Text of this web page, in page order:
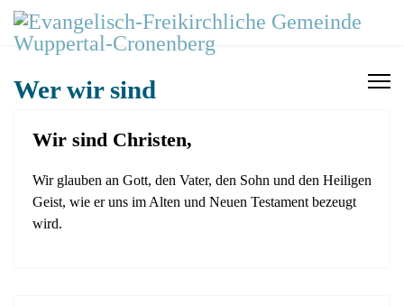
Wer wir sind
Wir sind Christen,
Wir glauben an Gott, den Vater, den Sohn und den Heiligen
Geist, wie er uns im Alten und Neuen Testament bezeugt
wird.